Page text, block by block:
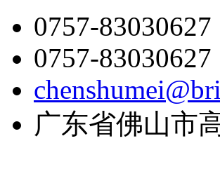
0757-83030627
0757-83030627
广东省佛山市